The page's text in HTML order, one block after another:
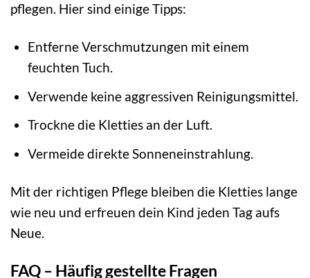
pflegen. Hier sind einige Tipps:
Entferne Verschmutzungen mit einem
feuchten Tuch.
Verwende keine aggressiven Reinigungsmittel.
Trockne die Kletties an der Luft.
Vermeide direkte Sonneneinstrahlung.
Mit der richtigen Pflege bleiben die Kletties lange
wie neu und erfreuen dein Kind jeden Tag aufs
Neue.
FAQ – Häufig gestellte Fragen